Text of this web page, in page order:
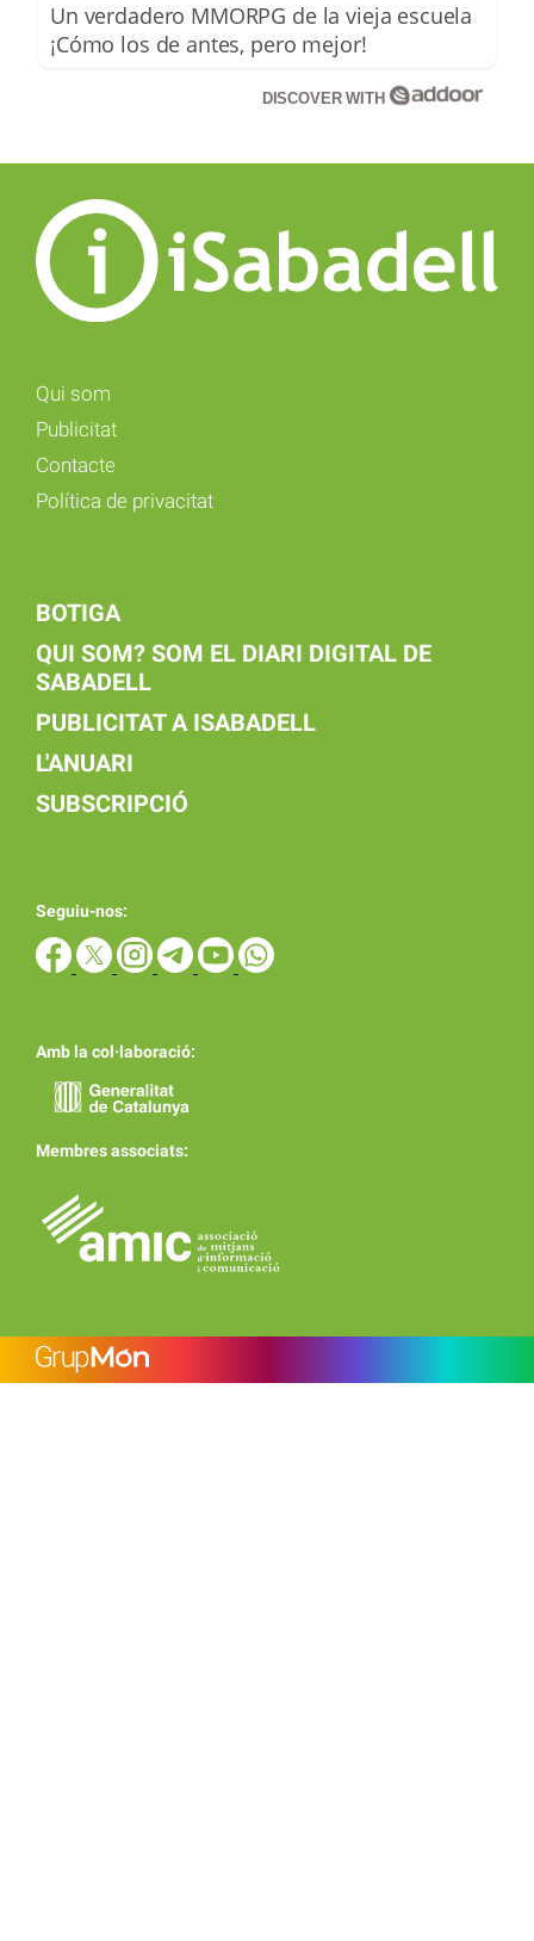
Un verdadero MMORPG de la vieja escuela
¡Cómo los de antes, pero mejor!
DISCOVER WITH
Qui som
Publicitat
Contacte
Política de privacitat
BOTIGA
QUI SOM? SOM EL DIARI DIGITAL DE
SABADELL
PUBLICITAT A ISABADELL
L'ANUARI
SUBSCRIPCIÓ
Seguiu-nos:
Amb la col·laboració:
Membres associats: